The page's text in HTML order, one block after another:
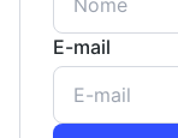
E-mail